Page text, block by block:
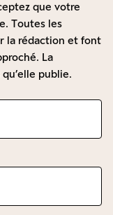
que votre
Toutes les
la rédaction et font
La
publie.